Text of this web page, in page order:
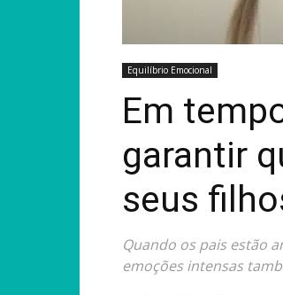
Equilíbrio Emocional
Em
garantir
seus
Quando os pais estão
emoções intensas